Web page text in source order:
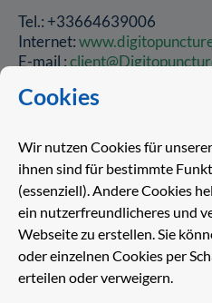
Tel.: +33664639006
Internet:
E-mail :
Great Britain
Vitality Distribution
Noel Nile
Cookies
Wir nutzen Cookies für
ihnen sind für bestimmte
(essenziell). Andere Cookies
ein nutzerfreundlicheres und
Webseite zu erstellen. Sie
oder einzelnen Cookies per
erteilen oder verweigern.